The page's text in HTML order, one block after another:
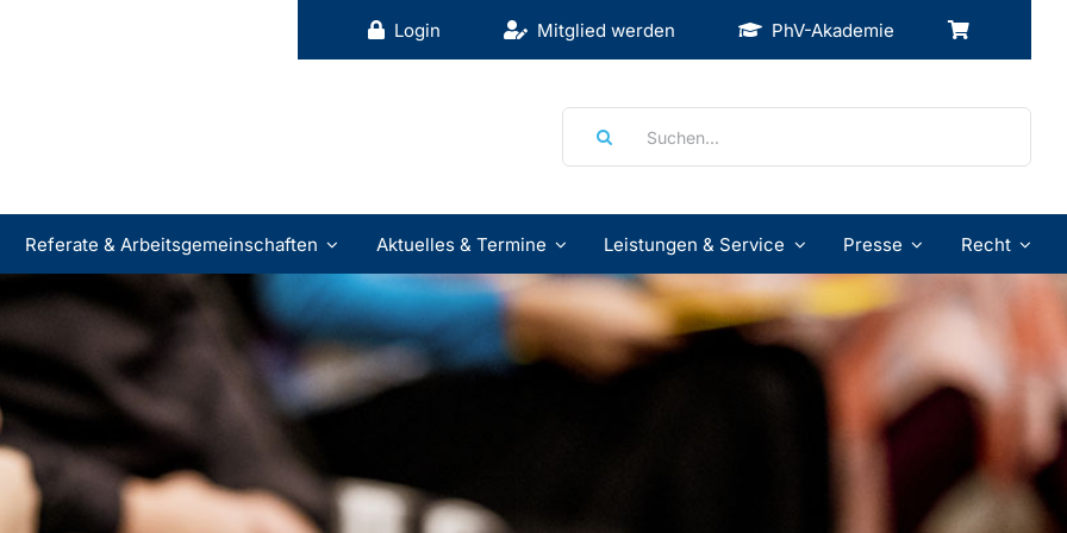
Login Mitglied werden PhV-Akademie
Referate & Arbeitsgemeinschaften Aktuelles & Termine Leistungen & Service Presse Recht